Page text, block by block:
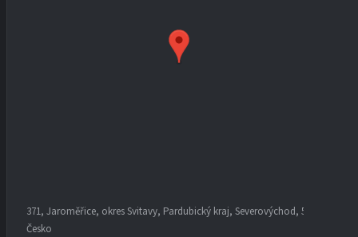
371, Jaroměřice, okres Svitavy, Pardubický kraj, Severovýchod, 569 44,
Česko